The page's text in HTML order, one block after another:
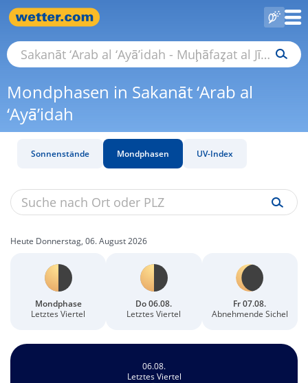
Mondphasen in Sakanāt ‘Arab al
‘Ayā’idah
Sonnenstände Mondphasen UV-Index
Heute Donnerstag, 06. August 2026
Mondphase
Letztes Viertel
Do 06.08.
Letztes Viertel
Fr 07.08.
Abnehmende Sichel
06.08.
Letztes Viertel